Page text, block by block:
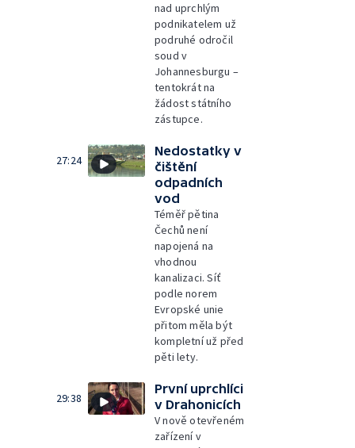
nad uprchlým
podnikatelem už
podruhé odročil
soud v
Johannesburgu –
tentokrát na
žádost státního
zástupce.
27:24
Nedostatky v
čištění
odpadních
vod
Téměř pětina
Čechů není
napojená na
vhodnou
kanalizaci. Síť
podle norem
Evropské unie
přitom měla být
kompletní už před
pěti lety.
29:38
První uprchlíci
v Drahonicích
V nově otevřeném
zařízení v